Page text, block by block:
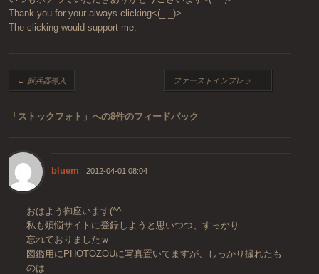
Thank you for your always clicking<(_ _)>
The clicking would support me.
投稿ナビゲーション
← 新兵器導入
「ストックフォト 」への8件のフィードバック
bluem 2012-04-01 08:04
おはよう御座います(^^
私も煩悩サイトに登録しようと思いつつ、すっかり
忘れておりましたｗ
図鑑用にPHOTOZOUに写真置いてますが、しっかり撮れたも
のは